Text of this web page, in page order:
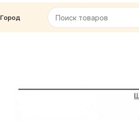
Город
Кухни Палермо